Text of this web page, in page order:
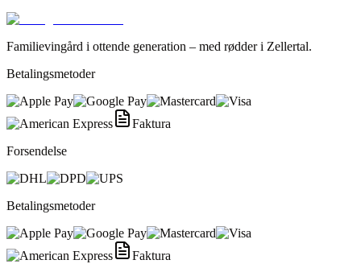
Familievingård i ottende generation – med rødder i Zellertal.
Betalingsmetoder
Faktura
Forsendelse
Betalingsmetoder
Faktura